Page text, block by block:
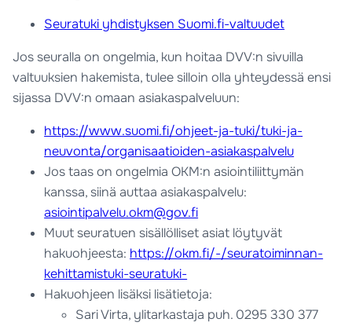
Seuratuki yhdistyksen Suomi.fi-valtuudet
Jos seuralla on ongelmia, kun hoitaa DVV:n sivuilla
valtuuksien hakemista, tulee silloin olla yhteydessä ensi
sijassa DVV:n omaan asiakaspalveluun:
https://www.suomi.fi/ohjeet-ja-tuki/tuki-ja-
neuvonta/organisaatioiden-asiakaspalvelu
Jos taas on ongelmia OKM:n asiointiliittymän
kanssa, siinä auttaa asiakaspalvelu:
asiointipalvelu.okm@gov.fi
Muut seuratuen sisällölliset asiat löytyvät
hakuohjeesta: https://okm.fi/-/seuratoiminnan-
kehittamistuki-seuratuki-
Hakuohjeen lisäksi lisätietoja:
Sari Virta, ylitarkastaja puh. 0295 330 377